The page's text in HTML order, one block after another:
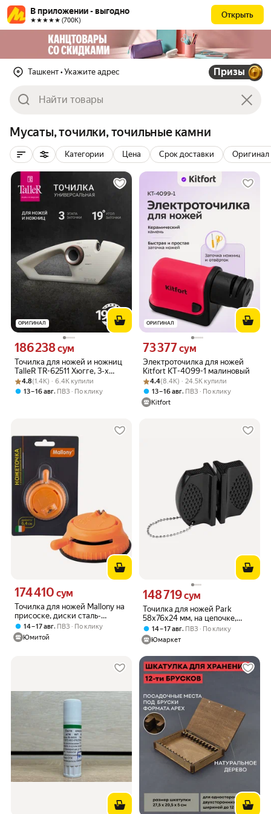
В приложении - выгодно
★★★★★ (700К)
Открыть
Ташкент • Укажите адрес Призы
Мусаты, точилки, точильные камни
Категории Цена Срок доставки Оригинал
ОРИГИНАЛ
Точилка для ножей и ножниц
TalleR TR-62511 Хюгге, 3-х
ступенчатая заточка
Цена 186238 сум вместо
186 238сум
Рейтинг товара: 4.8 из 5
Оценок: (1.4K) · 6.4K купили
4.8(1.4K) · 6.4K купили
13 – 16 авг, ПВЗ По клику
ОРИГИНАЛ
Электроточилка для ножей
Kitfort КТ-4099-1 малиновый
Цена 73377 сум вместо
73 377сум
Рейтинг товара: 4.4 из 5
Оценок: (8.4K) · 24.5K купили
4.4(8.4K) · 24.5K купили
13 – 16 авг, ПВЗ
По клику
Kitfort
Точилка для ножей Mallony на
присоске, диски сталь-
керамика
Цена 174410 сум вместо
174 410 сум
14 – 17 авг, ПВЗ
По клику
Юмитой
Точилка для ножей Park
58х76х24 мм, на цепочке,
универсальная 107293
Цена 148719 сум вместо
148 719сум
14 – 17 авг, ПВЗ
По клику
Юмаркет